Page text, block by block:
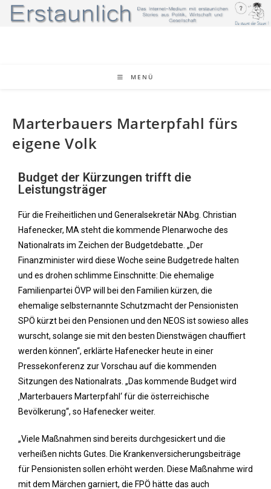
MENÜ
Marterbauers Marterpfahl fürs
eigene Volk
Budget der Kürzungen trifft die
Leistungsträger
Für die Freiheitlichen und Generalsekretär NAbg. Christian
Hafenecker, MA steht die kommende Plenarwoche des
Nationalrats im Zeichen der Budgetdebatte. „Der
Finanzminister wird diese Woche seine Budgetrede halten
und es drohen schlimme Einschnitte: Die ehemalige
Familienpartei ÖVP will bei den Familien kürzen, die
ehemalige selbsternannte Schutzmacht der Pensionisten
SPÖ kürzt bei den Pensionen und den NEOS ist sowieso alles
wurscht, solange sie mit den besten Dienstwägen chauffiert
werden können“, erklärte Hafenecker heute in einer
Pressekonferenz zur Vorschau auf die kommenden
Sitzungen des Nationalrats. „Das kommende Budget wird
‚Marterbauers Marterpfahl‘ für die österreichische
Bevölkerung“, so Hafenecker weiter.
„Viele Maßnahmen sind bereits durchgesickert und die
verheißen nichts Gutes. Die Krankenversicherungsbeiträge
für Pensionisten sollen erhöht werden. Diese Maßnahme wird
mit dem Märchen garniert, die FPÖ hätte das auch